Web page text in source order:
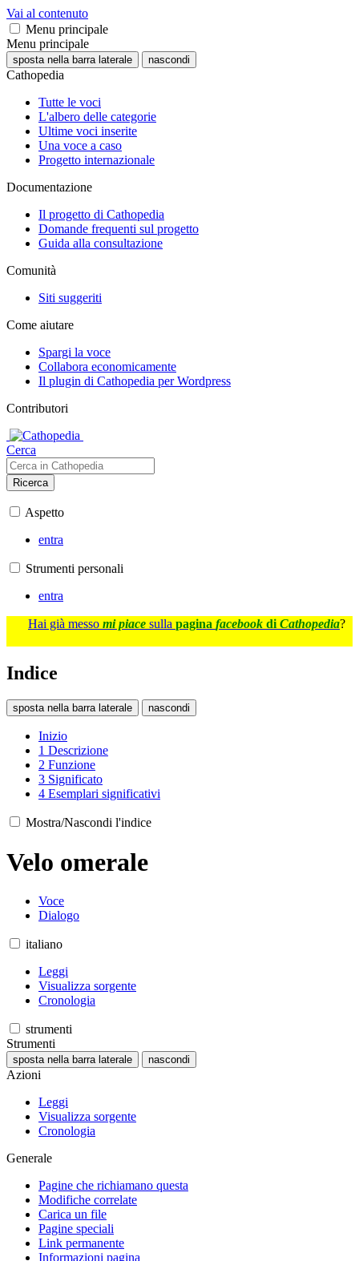
Vai al contenuto
Menu principale
Menu principale
sposta nella barra laterale nascondi
Cathopedia
Tutte le voci
L'albero delle categorie
Ultime voci inserite
Una voce a caso
Progetto internazionale
Documentazione
Il progetto di Cathopedia
Domande frequenti sul progetto
Guida alla consultazione
Comunità
Siti suggeriti
Come aiutare
Spargi la voce
Collabora economicamente
Il plugin di Cathopedia per Wordpress
Contributori
Cerca
Ricerca
Aspetto
entra
Strumenti personali
entra
Hai già messo mi piace sulla pagina facebook di Cathopedia?
Indice
sposta nella barra laterale nascondi
Inizio
1 Descrizione
2 Funzione
3 Significato
4 Esemplari significativi
Mostra/Nascondi l'indice
Velo omerale
Voce
Dialogo
italiano
Leggi
Visualizza sorgente
Cronologia
strumenti
Strumenti
sposta nella barra laterale nascondi
Azioni
Leggi
Visualizza sorgente
Cronologia
Generale
Pagine che richiamano questa
Modifiche correlate
Carica un file
Pagine speciali
Link permanente
Informazioni pagina